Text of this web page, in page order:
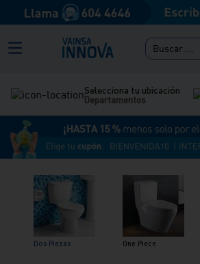
Buscar....
Selecciona tu ubicación
Departamentos
Dos Piezas One Piece